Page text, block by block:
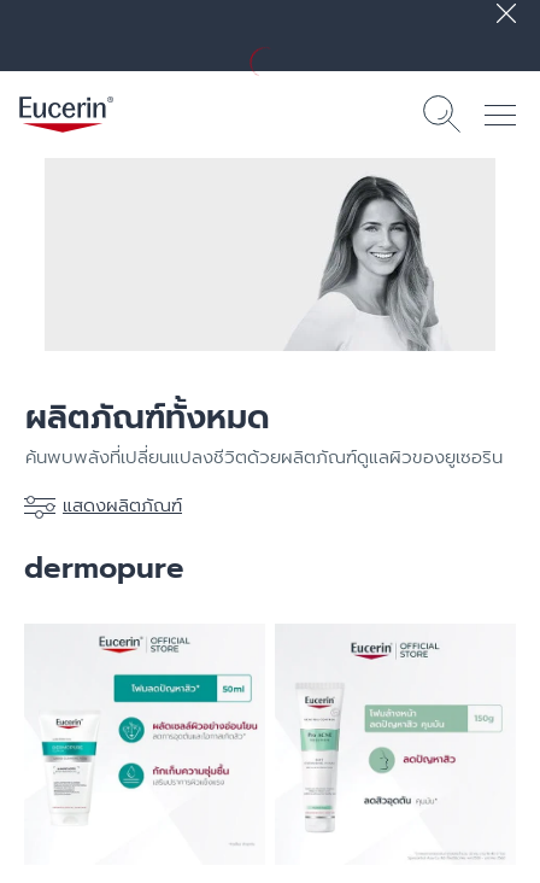
ผลิตภัณฑ์ทั้งหมด
ค้นพบพลังที่เปลี่ยนแปลงชีวิตด้วยผลิตภัณฑ์ดูแลผิวของยูเซอริน
แสดงผลิตภัณฑ์
dermopure